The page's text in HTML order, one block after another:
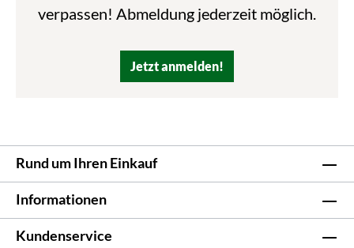
verpassen! Abmeldung jederzeit möglich.
Jetzt anmelden!
Rund um Ihren Einkauf
Informationen
Kundenservice